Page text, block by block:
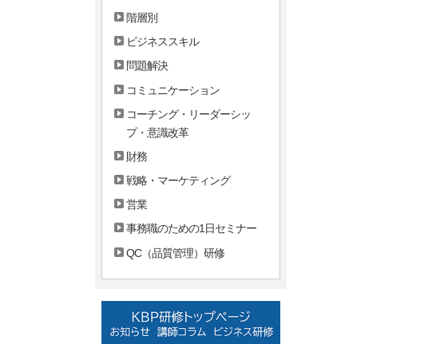
階層別
ビジネススキル
問題解決
コミュニケーション
コーチング・リーダーシッ
プ・意識改革
財務
戦略・マーケティング
営業
事務職のための1日セミナー
QC（品質管理）研修